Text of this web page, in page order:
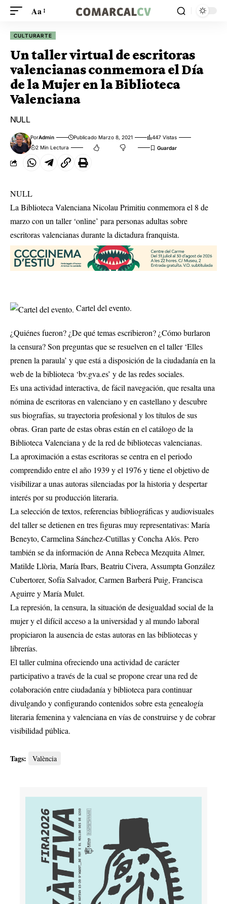
Aa
CULTURARTE
Un taller virtual de escritoras
valencianas conmemora el Día
de la Mujer en la Biblioteca
Valenciana
NULL
PorAdmin Publicado Marzo 8, 2021
447 Vistas
2 Min Lectura
NULL
La Biblioteca Valenciana Nicolau Primitiu conmemora el 8 de
marzo con un taller ‘online’ para personas adultas sobre
escritoras valencianas durante la dictadura franquista.
Cartel del evento.
¿Quiénes fueron? ¿De qué temas escribieron? ¿Cómo burlaron
la censura? Son preguntas que se resuelven en el taller ‘Elles
prenen la paraula’ y que está a disposición de la ciudadanía en la
web de la biblioteca ‘bv.gva.es’ y de las redes sociales.
Es una actividad interactiva, de fácil navegación, que resalta una
nómina de escritoras en valenciano y en castellano y descubre
sus biografías, su trayectoria profesional y los títulos de sus
obras. Gran parte de estas obras están en el catálogo de la
Biblioteca Valenciana y de la red de bibliotecas valencianas.
La aproximación a estas escritoras se centra en el periodo
comprendido entre el año 1939 y el 1976 y tiene el objetivo de
visibilizar a unas autoras silenciadas por la historia y despertar
interés por su producción literaria.
La selección de textos, referencias bibliográficas y audiovisuales
del taller se detienen en tres figuras muy representativas: María
Beneyto, Carmelina Sánchez-Cutillas y Concha Alós. Pero
también se da información de Anna Rebeca Mezquita Almer,
Matilde Llòria, María Ibars, Beatriu Civera, Assumpta González
Cubertorer, Sofía Salvador, Carmen Barberá Puig, Francisca
Aguirre y María Mulet.
La represión, la censura, la situación de desigualdad social de la
mujer y el difícil acceso a la universidad y al mundo laboral
propiciaron la ausencia de estas autoras en las bibliotecas y
librerías.
El taller culmina ofreciendo una actividad de carácter
participativo a través de la cual se propone crear una red de
colaboración entre ciudadanía y biblioteca para continuar
divulgando y configurando contenidos sobre esta genealogía
literaria femenina y valenciana en vías de construirse y de cobrar
visibilidad pública.
Tags: València